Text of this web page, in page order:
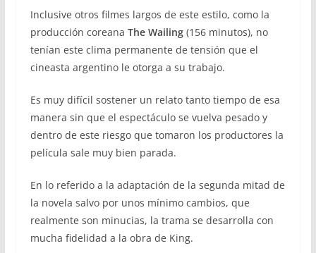
Inclusive otros filmes largos de este estilo, como la
producción coreana The Wailing(156 minutos), no
tenían este clima permanente de tensión que el
cineasta argentino le otorga a su trabajo.
Es muy difícil sostener un relato tanto tiempo de esa
manera sin que el espectáculo se vuelva pesado y
dentro de este riesgo que tomaron los productores la
película sale muy bien parada.
En lo referido a la adaptación de la segunda mitad de
la novela salvo por unos mínimo cambios, que
realmente son minucias, la trama se desarrolla con
mucha fidelidad a la obra de King.